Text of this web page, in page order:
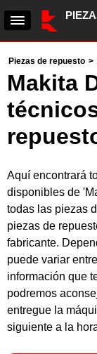
Piezas de repuesto >
Makita
Aquí encontrará
disponibles de
todas las piezas
piezas de
fabricante.
puede variar
información que
podremos
entregue la
siguiente a la